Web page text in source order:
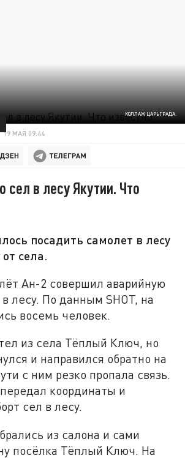
КОЛЛАЖ ЦАРЬГРАДА.
19 МАЯ 09:44
сел в лесу Якутии. Что
посадить самолет в лесу
села.
Ан-2 совершил аварийную
лесу. По данным SHOT, на
восемь человек.
из села Тёплый Ключ, но
и направился обратно на
с ним резко пропала связь.
координаты и
сел в лесу.
из салона и сами
посёлка Тёплый Ключ. На